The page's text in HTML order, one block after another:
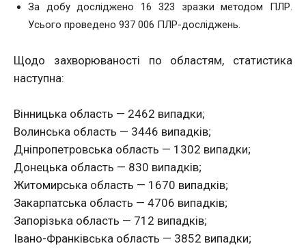
За добу досліджено 16 323 зразки методом ПЛР.
Усього проведено 937 006 ПЛР-досліджень.
Щодо захворюваності по областям, статистика
наступна:
Вінницька область — 2462 випадки;
Волинська область — 3446 випадків;
Дніпропетровська область — 1302 випадки;
Донецька область — 830 випадків;
Житомирська область — 1670 випадків;
Закарпатська область — 4706 випадків;
Запорізька область — 712 випадків;
Івано-Франківська область — 3852 випадки;